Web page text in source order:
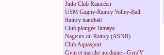
Judo Club Raincéen
USM Gagny-Raincy Volley-Ball
Raincy handball
Club plongée Tamaya
Nageurs du Raincy (ASNR)
Club Aquasport
Gym et marche nordique - Gym'V